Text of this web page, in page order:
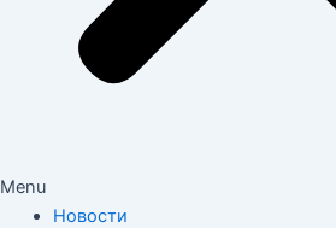
Menu
Новости